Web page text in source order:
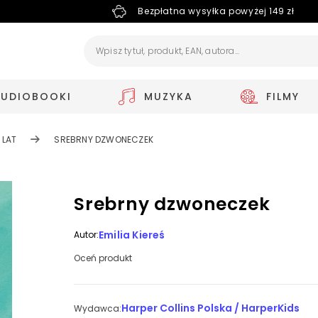
Bezpłatna wysyłka powyżej 149 zł
MUZYKA FILMY
SREBRNY DZWONECZEK
Srebrny dzwoneczek
Autor:Emilia Kiereś
Oceń produkt
Wydawca:Harper Collins Polska / HarperKids